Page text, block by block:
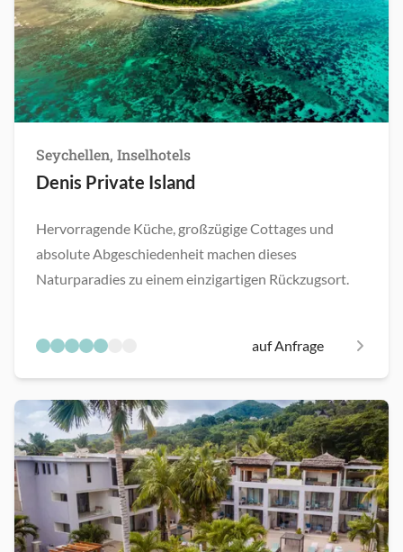
Seychellen, Inselhotels
Denis Private Island
Hervorragende Küche, großzügige Cottages und
absolute Abgeschiedenheit machen dieses
Naturparadies zu einem einzigartigen Rückzugsort.
auf Anfrage